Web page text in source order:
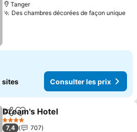
Tanger
Des chambres décorées de façon unique
sites Consulter les prix
PartagerAjouter à mes favoris
Dream's Hotel
4 Étoiles
7,4
707